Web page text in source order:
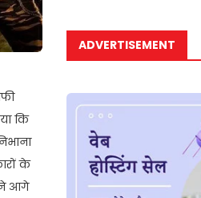
कि
के
आगे
ADVERTISEMENT